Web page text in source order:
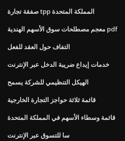
صفقة تجارة tpp المملكة المتحدة
معجم مصطلحات سوق الأسهم الهندية pdf
التفاف حول العقد للفعل
خدمات إيداع ضريبة الدخل عبر الإنترنت
الهيكل التنظيمي للشركة يسمح
قائمة ثلاثة حواجز التجارة الخارجية
قائمة وسطاء الأسهم في المملكة المتحدة
سا للتسوق عبر الإنترنت